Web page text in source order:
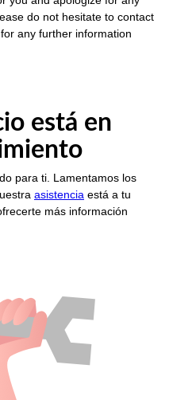
do not hesitate to contact
for any further information
está en
para ti. Lamentamos los
asistencia está a tu
más información